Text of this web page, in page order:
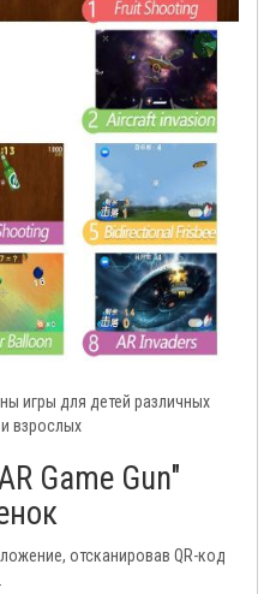
игры для детей различных
взрослых
Game Gun"
отсканировав QR-код